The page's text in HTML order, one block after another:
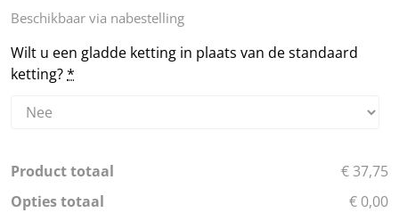
Beschikbaar via nabestelling
Wilt u een gladde ketting in plaats van de standaard
ketting?*
Product totaal
€ 37,75
Opties totaal
€ 0,00